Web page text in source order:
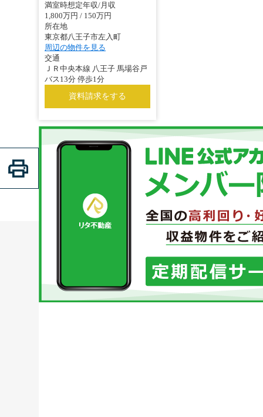
満室時想定年収/月収
1,800万円 / 150万円
所在地
東京都八王子市左入町
周辺の物件を見る
交通
ＪＲ中央本線 八王子 馬場谷戸
バス13分 停歩1分
資料請求をする